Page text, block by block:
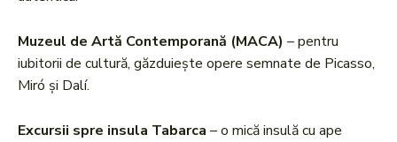
Muzeul de Artă Contemporană (MACA) – pentru
iubitorii de cultură, găzduiește opere semnate de Picasso,
Miró și Dalí.
Excursii spre insula Tabarca – o mică insulă cu ape